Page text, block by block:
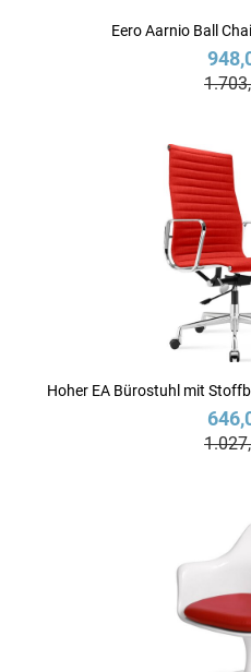
Eero Aarnio Ball
Hoher EA Bürostuhl mit